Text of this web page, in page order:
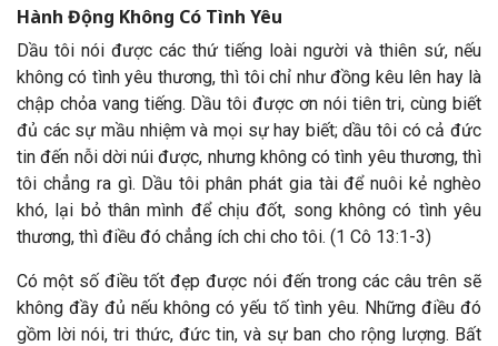
Hành Động Không Có Tình Yêu
Dầu tôi nói được các thứ tiếng loài người và thiên sứ, nếu
không có tình yêu thương, thì tôi chỉ như đồng kêu lên hay là
chập chỏa vang tiếng. Dầu tôi được ơn nói tiên tri, cùng biết
đủ các sự mầu nhiệm và mọi sự hay biết; dầu tôi có cả đức
tin đến nỗi dời núi được, nhưng không có tình yêu thương, thì
tôi chẳng ra gì. Dầu tôi phân phát gia tài để nuôi kẻ nghèo
khó, lại bỏ thân mình để chịu đốt, song không có tình yêu
thương, thì điều đó chẳng ích chi cho tôi. (1 Cô 13:1-3)
Có một số điều tốt đẹp được nói đến trong các câu trên sẽ
không đầy đủ nếu không có yếu tố tình yêu. Những điều đó
gồm lời nói, tri thức, đức tin, và sự ban cho rộng lượng. Bất